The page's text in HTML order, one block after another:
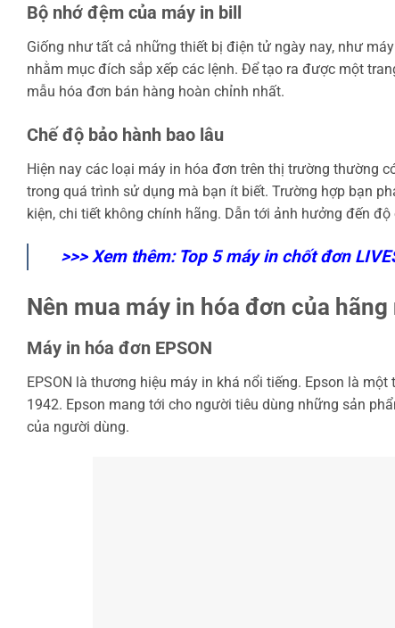
Bộ nhớ đệm của máy in bill
Giống như tất cả những thiết bị điện tử ngày nay, như
nhằm mục đích sắp xếp các lệnh. Để tạo ra được một
mẫu hóa đơn bán hàng hoàn chỉnh nhất.
Chế độ bảo hành bao lâu
Hiện nay các loại máy in hóa đơn trên thị trường thường
trong quá trình sử dụng mà bạn ít biết. Trường hợp bạn
kiện, chi tiết không chính hãng. Dẫn tới ảnh hưởng đến
>>> Xem thêm: Top 5 máy in chốt đơn
Nên mua máy in hóa đơn của
Máy in hóa đơn EPSON
EPSON là thương hiệu máy in khá nổi tiếng. Epson là
1942. Epson mang tới cho người tiêu dùng những sản
của người dùng.